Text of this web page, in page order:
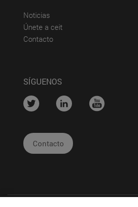
Noticias
Únete a ceit(abre en nueva ventana)
Contacto(abre en nueva ventana)
SÍGUENOS
.... .... ....
Contacto